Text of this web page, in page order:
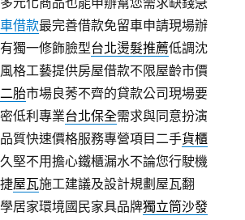
借款最完善借款免留車申請現場辦
獨一修飾臉型台北燙髮推薦低調沈
格工藝提供房屋借款不限屋齡市價
胎市場良莠不齊的貸款公司現場要
低利專業台北保全需求與同意扮演
質快速價格服務專營項目二手貨櫃
堅不用擔心鐵櫃漏水不論您行駛機
屋瓦施工建議及設計規劃屋瓦翻
居家環境國民家具品牌獨立筒沙發